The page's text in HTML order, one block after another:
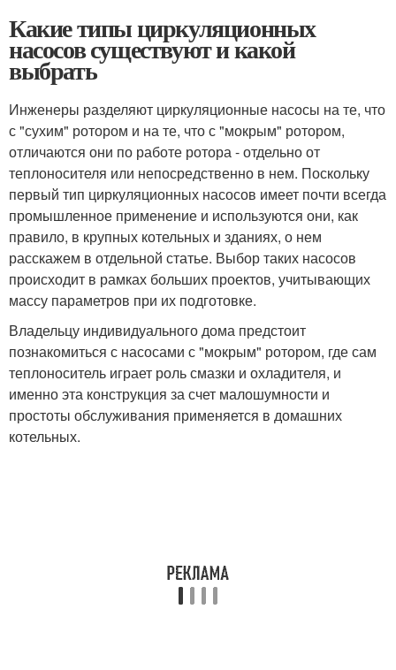
Какие типы циркуляционных
насосов существуют и какой
выбрать
Инженеры разделяют циркуляционные насосы на те, что
с "сухим" ротором и на те, что с "мокрым" ротором,
отличаются они по работе ротора - отдельно от
теплоносителя или непосредственно в нем. Поскольку
первый тип циркуляционных насосов имеет почти всегда
промышленное применение и используются они, как
правило, в крупных котельных и зданиях, о нем
расскажем в отдельной статье. Выбор таких насосов
происходит в рамках больших проектов, учитывающих
массу параметров при их подготовке.
Владельцу индивидуального дома предстоит
познакомиться с насосами с "мокрым" ротором, где сам
теплоноситель играет роль смазки и охладителя, и
именно эта конструкция за счет малошумности и
простоты обслуживания применяется в домашних
котельных.